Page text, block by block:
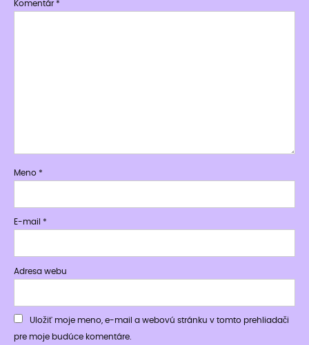
Komentár *
Meno *
E-mail *
Adresa webu
Uložiť moje meno, e-mail a webovú stránku v tomto prehliadači
pre moje budúce komentáre.